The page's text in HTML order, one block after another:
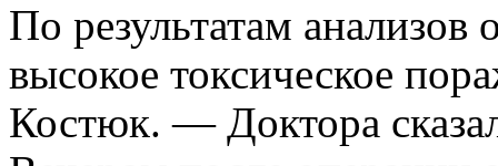
По результатам анализов
высокое токсическое
Костюк. — Доктора